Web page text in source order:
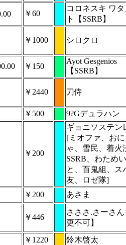
￥60
コロネスキ ワ
ト【SSRB】
￥1000 シロクロ
￥150
Ayot Gesgenios
【SSRB】
￥2440 刀侍
￥500 9?Gデュラハン
￥200
ギョニソステン
[ミオファ、お
ゃ、雪民、着火
SSRB、わためい
と、百鬼組、ス
友、ロゼ隊]
￥200 あさま
￥446
さささ.さーさ
更不可】
￥1220 鈴木啓太